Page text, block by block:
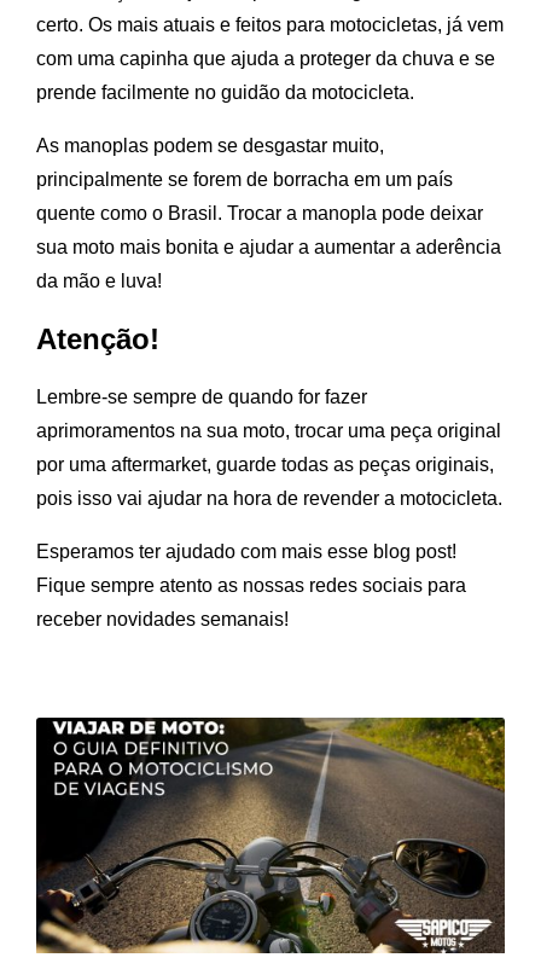
certo. Os mais atuais e feitos para motocicletas, já vem
com uma capinha que ajuda a proteger da chuva e se
prende facilmente no guidão da motocicleta.
As manoplas podem se desgastar muito,
principalmente se forem de borracha em um país
quente como o Brasil. Trocar a manopla pode deixar
sua moto mais bonita e ajudar a aumentar a aderência
da mão e luva!
Atenção!
Lembre-se sempre de quando for fazer
aprimoramentos na sua moto, trocar uma peça original
por uma aftermarket, guarde todas as peças originais,
pois isso vai ajudar na hora de revender a motocicleta.
Esperamos ter ajudado com mais esse blog post!
Fique sempre atento as nossas redes sociais para
receber novidades semanais!